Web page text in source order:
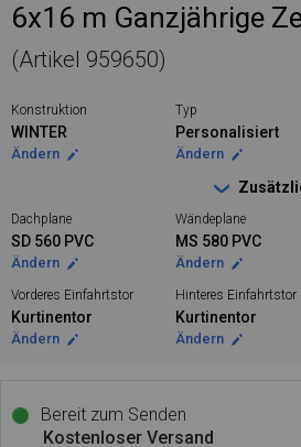
6x16 m Ganzjährige
(Artikel 959650)
Konstruktion
WINTER
Ändern
Typ
Personalisiert
Ändern
Dachplane
SD 560 PVC
Ändern
Wändeplane
MS 580 PVC
Ändern
Vorderes Einfahrtstor
Kurtinentor
Ändern
Hinteres Einfahrtstor
Kurtinentor
Ändern
Bereit zum Senden
Kostenloser Versand